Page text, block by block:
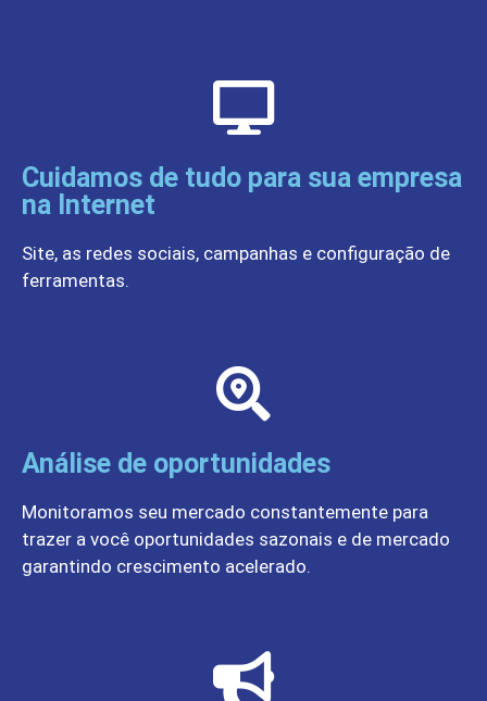
Cuidamos de tudo para sua empresa
na Internet
Site, as redes sociais, campanhas e configuração de
ferramentas.
Análise de oportunidades
Monitoramos seu mercado constantemente para
trazer a você oportunidades sazonais e de mercado
garantindo crescimento acelerado.